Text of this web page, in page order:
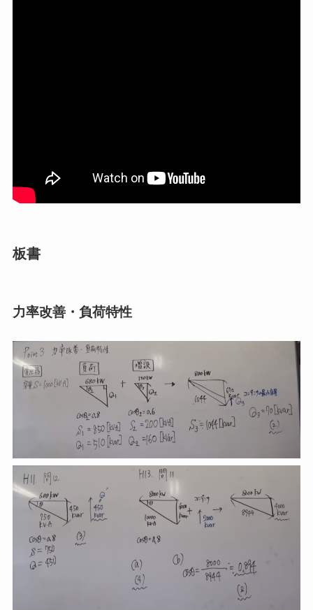
板書
力率改善・負荷特性